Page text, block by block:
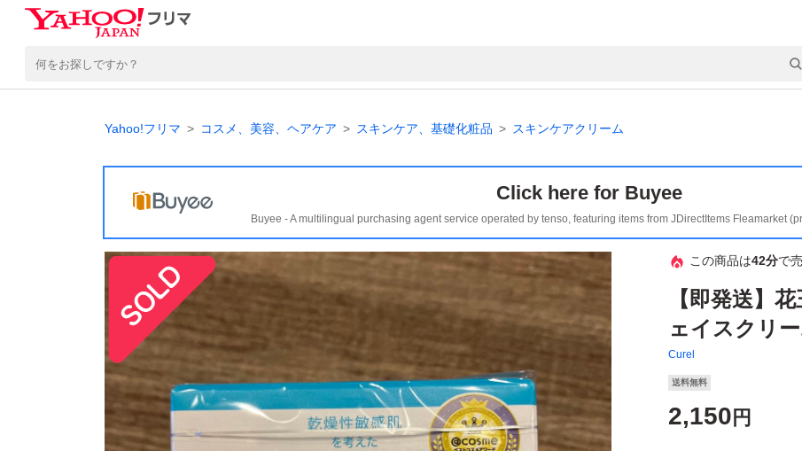
Yahoo!フリマ コスメ、美容、ヘアケア スキンケア、基礎化粧品 スキンケアクリーム
Click here for Buyee
Buyee - A multilingual purchasing agent service operated by tenso, featuring items from JDirectItems Fleamarket
この商品は42分で
【即発送】
ェイスクリ
Curel
送料無料
2,150 円